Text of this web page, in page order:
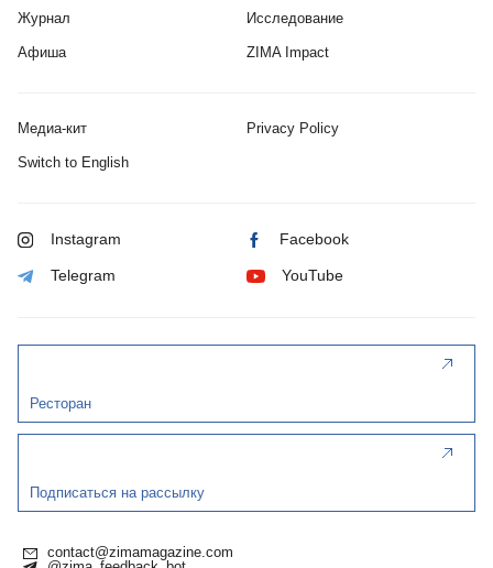
Журнал
Афиша
Исследование
ZIMA Impact
Медиа-кит Privacy Policy
Switch to English
Instagram Facebook
Telegram YouTube
Ресторан
Подписаться на рассылку
contact@zimamagazine.com